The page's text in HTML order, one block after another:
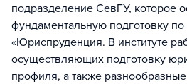
подразделение СевГУ, которое
фундаментальную подготовку
«Юриспруденция. В институте
осуществляющих подготовку
профиля, а также